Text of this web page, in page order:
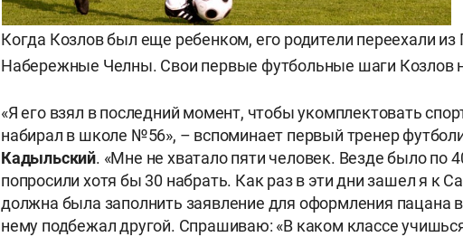
Когда Козлов был еще ребенком, его родители переехали из
Набережные Челны. Свои первые футбольные шаги Козлов
«Я его взял в последний момент, чтобы укомплектовать
набирал в школе №56», – вспоминает первый тренер
Кадыльский. «Мне не хватало пяти человек. Везде было по
попросили хотя бы 30 набрать. Как раз в эти дни зашел я к
должна была заполнить заявление для оформления пацана
нему подбежал другой. Спрашиваю: «В каком классе